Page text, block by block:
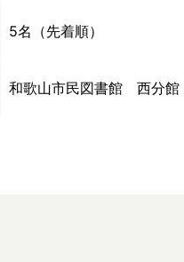
5名（先着順）
和歌山市民図書館 西分館